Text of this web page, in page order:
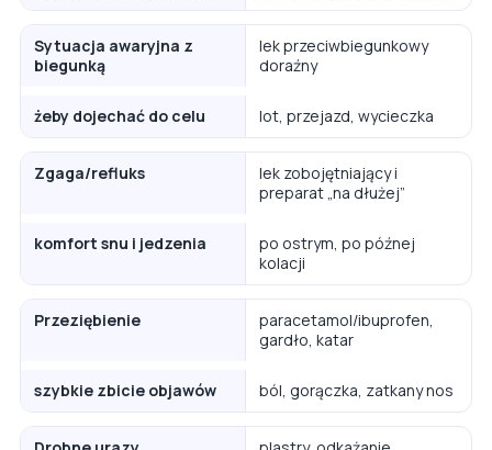
Sytuacja awaryjna z
biegunką
lek przeciwbiegunkowy
doraźny
żeby dojechać do celu lot, przejazd, wycieczka
Zgaga/refluks
lek zobojętniający i
preparat „na dłużej”
komfort snu i jedzenia
po ostrym, po późnej
kolacji
Przeziębienie
paracetamol/ibuprofen,
gardło, katar
szybkie zbicie objawów ból, gorączka, zatkany nos